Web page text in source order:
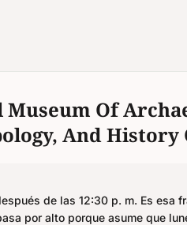
Of
And History
de las 12:30 p. m. Es esa
por alto porque asume que